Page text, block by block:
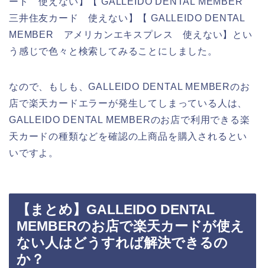
三井住友カード 使えない】【 GALLEIDO DENTAL
MEMBER アメリカンエキスプレス 使えない】とい
う感じで色々と検索してみることにしました。
なので、もしも、GALLEIDO DENTAL MEMBERのお
店で楽天カードエラーが発生してしまっている人は、
GALLEIDO DENTAL MEMBERのお店で利用できる楽
天カードの種類などを確認の上商品を購入されるとい
いですよ。
【まとめ】GALLEIDO DENTAL
MEMBERのお店で楽天カードが使え
ない人はどうすれば解決できるの
か？